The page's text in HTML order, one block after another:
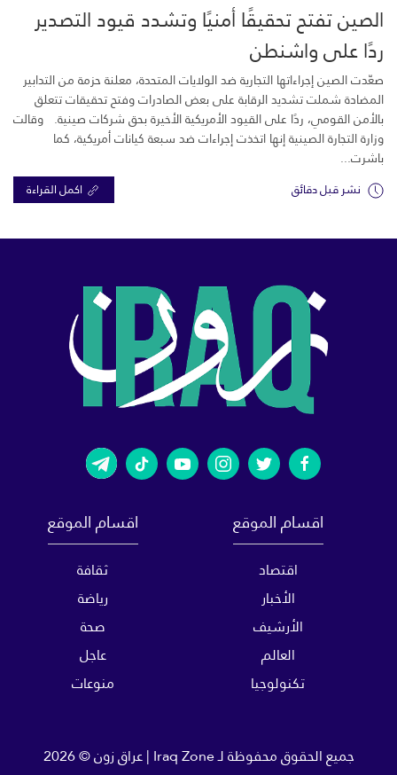
الصين تفتح تحقيقًا أمنيًا وتشدد قيود التصدير
ردًا على واشنطن
صعّدت الصين إجراءاتها التجارية ضد الولايات المتحدة، معلنة حزمة من التدابير
المضادة شملت تشديد الرقابة على بعض الصادرات وفتح تحقيقات تتعلق
بالأمن القومي، ردًا على القيود الأمريكية الأخيرة بحق شركات صينية. وقالت
وزارة التجارة الصينية إنها اتخذت إجراءات ضد سبعة كيانات أمريكية، كما
باشرت...
نشر قبل دقائق اكمل القراءة
اقسام الموقع
اقتصاد
الأخبار
الأرشيف
العالم
تكنولوجيا
اقسام الموقع
ثقافة
رياضة
صحة
عاجل
منوعات
جميع الحقوق محفوظة لـIraq Zone | عراق زون © 2026